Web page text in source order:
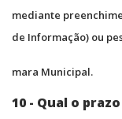
mediante
de Informação) ou
mara Municipal.
10 - Qual o